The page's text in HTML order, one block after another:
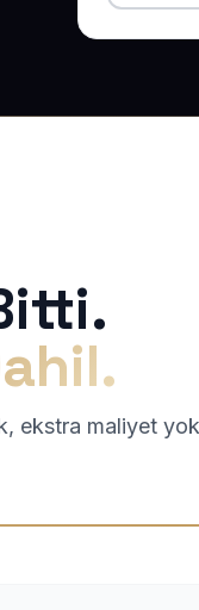
ekstra maliyet yok